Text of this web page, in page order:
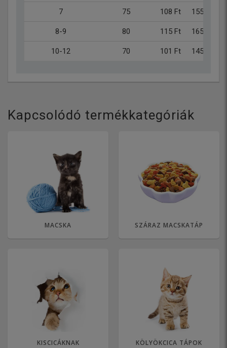
7 75 108 Ft 155 Ft
8-9 80 115 Ft 165 Ft
10-12 70 101 Ft 145 Ft
Kapcsolódó termékkategóriák
MACSKA SZÁRAZ MACSKATÁP
KISCICÁKNAK KÖLYÖKCICA TÁPOK